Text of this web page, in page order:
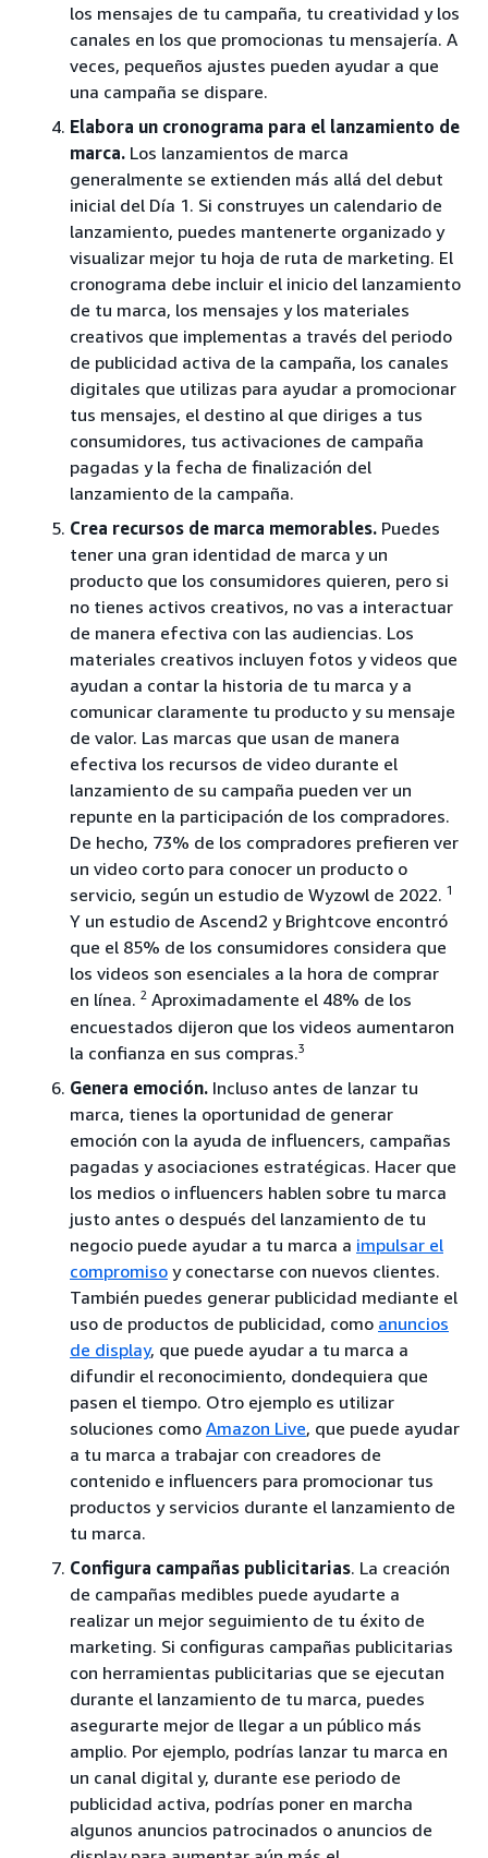
los mensajes de tu campaña, tu creatividad y los
canales en los que promocionas tu mensajería. A
veces, pequeños ajustes pueden ayudar a que
una campaña se dispare.
Elabora un cronograma para el lanzamiento de
marca. Los lanzamientos de marca
generalmente se extienden más allá del debut
inicial del Día 1. Si construyes un calendario de
lanzamiento, puedes mantenerte organizado y
visualizar mejor tu hoja de ruta de marketing. El
cronograma debe incluir el inicio del lanzamiento
de tu marca, los mensajes y los materiales
creativos que implementas a través del periodo
de publicidad activa de la campaña, los canales
digitales que utilizas para ayudar a promocionar
tus mensajes, el destino al que diriges a tus
consumidores, tus activaciones de campaña
pagadas y la fecha de finalización del
lanzamiento de la campaña.
Crea recursos de marca memorables. Puedes
tener una gran identidad de marca y un
producto que los consumidores quieren, pero si
no tienes activos creativos, no vas a interactuar
de manera efectiva con las audiencias. Los
materiales creativos incluyen fotos y videos que
ayudan a contar la historia de tu marca y a
comunicar claramente tu producto y su mensaje
de valor. Las marcas que usan de manera
efectiva los recursos de video durante el
lanzamiento de su campaña pueden ver un
repunte en la participación de los compradores.
De hecho, 73% de los compradores prefieren ver
un video corto para conocer un producto o
servicio, según un estudio de Wyzowl de 2022. 1
Y un estudio de Ascend2 y Brightcove encontró
que el 85% de los consumidores considera que
los videos son esenciales a la hora de comprar
en línea. 2 Aproximadamente el 48% de los
encuestados dijeron que los videos aumentaron
la confianza en sus compras.3
Genera emoción. Incluso antes de lanzar tu
marca, tienes la oportunidad de generar
emoción con la ayuda de influencers, campañas
pagadas y asociaciones estratégicas. Hacer que
los medios o influencers hablen sobre tu marca
justo antes o después del lanzamiento de tu
negocio puede ayudar a tu marca a impulsar el
compromiso y conectarse con nuevos clientes.
También puedes generar publicidad mediante el
uso de productos de publicidad, como anuncios
de display, que puede ayudar a tu marca a
difundir el reconocimiento, dondequiera que
pasen el tiempo. Otro ejemplo es utilizar
soluciones como Amazon Live, que puede ayudar
a tu marca a trabajar con creadores de
contenido e influencers para promocionar tus
productos y servicios durante el lanzamiento de
tu marca.
Configura campañas publicitarias. La creación
de campañas medibles puede ayudarte a
realizar un mejor seguimiento de tu éxito de
marketing. Si configuras campañas publicitarias
con herramientas publicitarias que se ejecutan
durante el lanzamiento de tu marca, puedes
asegurarte mejor de llegar a un público más
amplio. Por ejemplo, podrías lanzar tu marca en
un canal digital y, durante ese periodo de
publicidad activa, podrías poner en marcha
algunos anuncios patrocinados o anuncios de